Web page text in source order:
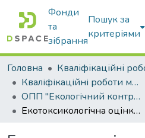
Фонди
та
зібрання
Пошук за
критеріями
Головна
Кваліфікаційні
Кваліфікаційні роботи магістрів
ОПП "Екологічний контроль та аудит"
Екотоксикологічна оцінка свинцю у системі «агрохімікат-грунт-рослина»